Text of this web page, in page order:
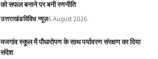
को सफल बनाने पर बनी रणनीति
उत्तराखंडविविध न्यूज़6 August 2026
मजगांव स्कूल में पौधारोपण के साथ पर्यावरण संरक्षण का दिया
संदेश